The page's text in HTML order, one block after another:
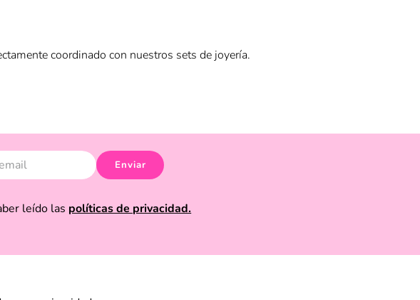
coordinado con nuestros sets de joyería.
con baño en oro o plata, con diseños que van desde el elegante
o para compartir como regalo de mejores amigas, simbolizando
para cualquier evento u ocasión.
Enviar
leído las políticas de privacidad.